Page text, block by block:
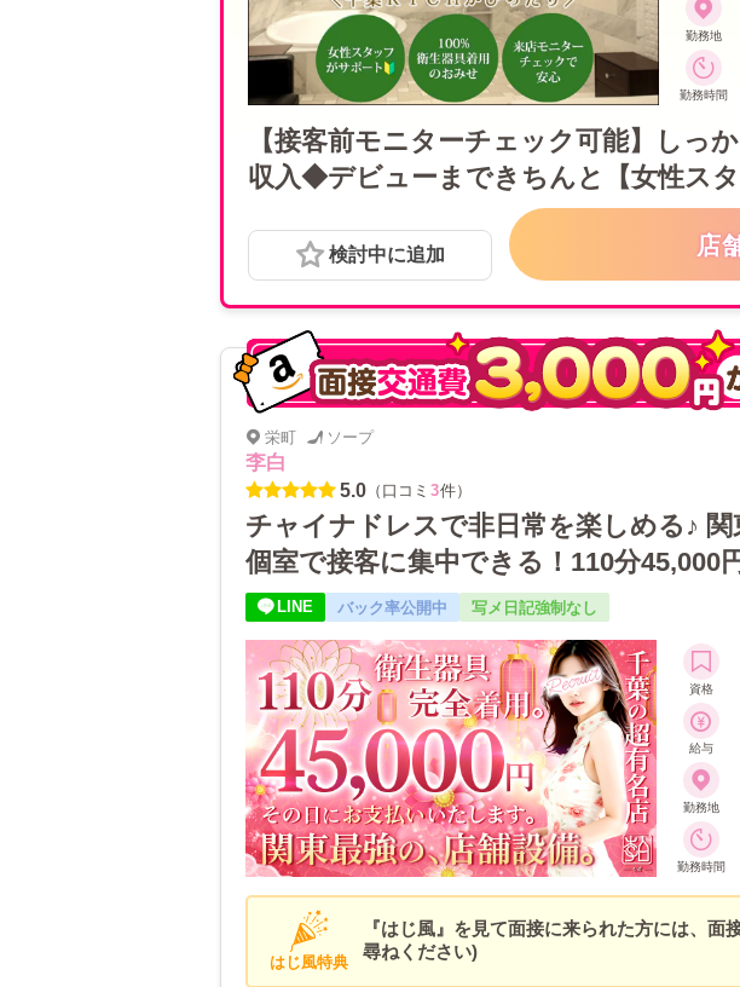
勤務地
勤務時間
【接客前モニターチェック可能】しっ
収入◆デビューまできちんと【女性ス
てでも安心◆100％衛生器具着用 女医
◆( ´◡` )۶検討中に追加 店
栄町 ソープ
李白
5.0 （口コミ 3件）
チャイナドレスで非日常を楽しめる♪ 関
個室で接客に集中できる！110分45,000
収入🎉自由シフト制でお好きな日時でＯ
で安心！
LINE バック率公開中 写メ日記強制なし
資格
給与
勤務地
勤務時間
はじ風特典
『はじ風』を見て面接に来られた方には、
尋ねください)